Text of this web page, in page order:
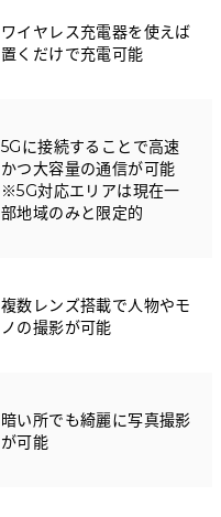
ワイヤレス充電器を使えば
置くだけで充電可能
5Gに接続することで高速
かつ大容量の通信が可能
※5G対応エリアは現在一
部地域のみと限定的
複数レンズ搭載で人物やモ
ノの撮影が可能
暗い所でも綺麗に写真撮影
が可能